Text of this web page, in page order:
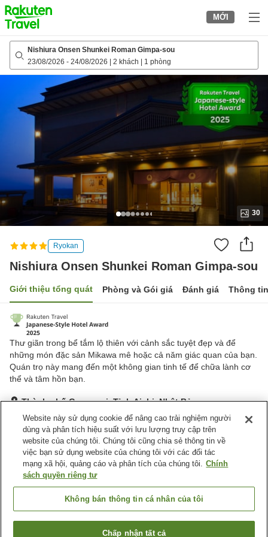
to
top
page
MỚI
Nishiura Onsen Shunkei Roman Gimpa-sou
23/08/2026 - 24/08/2026 2 khách 1 phòng
30
Ryokan
Nishiura Onsen Shunkei Roman Gimpa-sou
Giới thiệu tổng quát Phòng và Gói giá Đánh giá Thông
Thư giãn trong bể tắm lộ thiên với cảnh sắc tuyệt đẹp và để
những món đặc sản Mikawa mê hoặc cả năm giác quan của bạn.
Quán trọ này mang đến một không gian tinh tế để chữa lành cơ
thể và tâm hồn bạn.
Thành phố Gamagori, Tỉnh Aichi, Nhật Bản
Hiển thị trên bản đồ
Tuyệt vời Đánh giá:295 lượt
Tiện nghi chỗ nghỉ
Dịch Vụ Đưa Đón
Giao Hàng Tận Nhà
Phục Vụ Phòng
Dịch Vụ Gọi Đánh Thức
Tỉnh Aichi
Website này sử dụng cookie để nâng cao trải nghiệm người
dùng và phân tích hiệu suất với lưu lượng truy cập trên
website của chúng tôi. Chúng tôi cũng chia sẻ thông tin về
việc bạn sử dụng website của chúng tôi với các đối tác
mạng xã hội, quảng cáo và phân tích của chúng tôi. Chính
sách quyền riêng tư
Không bán thông tin cá nhân của tôi
Chấp nhận tất cả